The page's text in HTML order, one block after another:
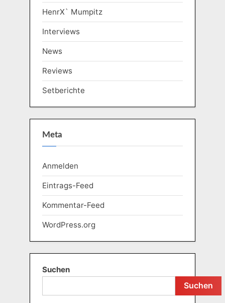
HenrX` Mumpitz
Interviews
News
Reviews
Setberichte
Meta
Anmelden
Eintrags-Feed
Kommentar-Feed
WordPress.org
Suchen
Suchen